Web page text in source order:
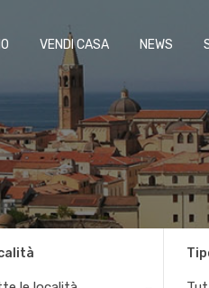
VENDI CASA NEWS